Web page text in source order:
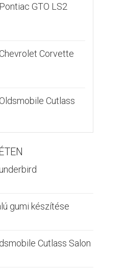
GTO LS2
Corvette
Cutlass
gumi készítése
Cutlass Salon